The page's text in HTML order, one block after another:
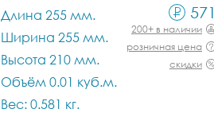
Длина 255 мм.
Ширина 255 мм.
Высота 210 мм.
Объём 0.01 куб.м.
Вес: 0.581 кг.
571
200+ в наличии
розничная цена
скидки